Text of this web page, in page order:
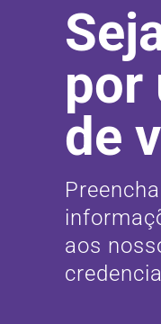
por
de
aos